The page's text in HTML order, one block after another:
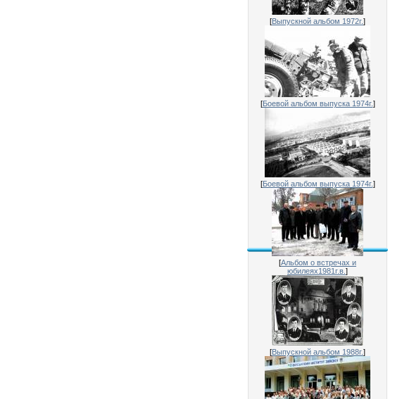
[Выпускной альбом 1972г.]
[Боевой альбом выпуска 1974г.]
[Боевой альбом выпуска 1974г.]
[Альбом о встречах и
юбилеях1981г.в. ]
[Выпускной альбом 1988г.]